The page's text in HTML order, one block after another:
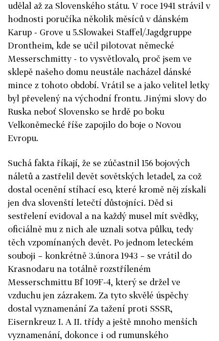
udělal až za Slovenského státu. V roce 1941 strávil v
hodnosti poručíka několik měsíců v dánském
Karup - Grove u 5.Slowakei Staffel/Jagdgruppe
Drontheim, kde se učil pilotovat německé
Messerschmitty - to vysvětlovalo, proč jsem ve
sklepě našeho domu neustále nacházel dánské
mince z tohoto období. Vrátil se a jako velitel letky
byl převelený na východní frontu. Jinými slovy do
Ruska neboť Slovensko se hrdě po boku
Velkoněmecké říše zapojilo do boje o Novou
Evropu.
Suchá fakta říkají, že se zúčastnil 156 bojových
náletů a zastřelil devět sovětských letadel, za což
dostal ocenění stíhací eso, které kromě něj získali
jen dva slovenští letečtí důstojníci. Děd si
sestřelení evidoval a na každý musel mít svědky,
oficiálně mu z nich ale uznali sotva půlku, tedy
těch vzpomínaných devět. Po jednom leteckém
souboji – konkrétně 3.února 1943 – se vrátil do
Krasnodaru na totálně rozstříleném
Messerschmittu Bf 109F-4, který se držel ve
vzduchu jen zázrakem. Za tyto skvělé úspěchy
dostal vyznamenání Za tažení proti SSSR,
Eisernkreuz I. A II. třídy a ještě mnoho menších
vyznamenání, dokonce i od rumunského